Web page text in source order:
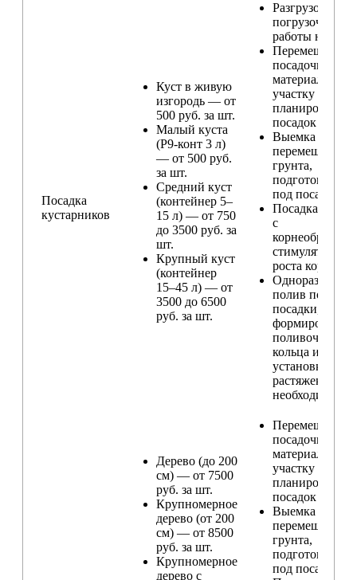
Посадка
кустарников
Куст в живую
изгородь — от
500 руб. за шт.
Малый куста
(Р9-конт 3 л)
— от 500 руб.
за шт.
Средний куст
(контейнер 5–
15 л) — от 750
до 3500 руб. за
шт.
Крупный куст
(контейнер
15–45 л) — от
3500 до 6500
руб. за шт.
Разгрузо-
погрузочные
работы на
Перемещение
посадочного
материала по
участку и
планирование
посадок
Выемка и
перемещение
грунта,
подготовка
под посадку
Посадка
с
стимулятором
роста корней
Одноразовый
полив после
посадки,
формирование
поливочного
кольца и
установка
растяжек (при
Дерево (до 200
см) — от 7500
руб. за шт.
Крупномерное
дерево (от 200
см) — от 8500
руб. за шт.
Крупномерное
дерево с
Перемещение
посадочного
материала по
участку и
планирование
посадок
Выемка и
перемещение
грунта,
подготовка
под посадку